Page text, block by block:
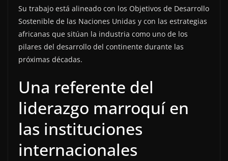
Su trabajo está alineado con los Objetivos de Desarrollo
Sostenible de las Naciones Unidas y con las estrategias
africanas que sitúan la industria como uno de los
pilares del desarrollo del continente durante las
próximas décadas.
Una referente del
liderazgo marroquí en
las instituciones
internacionales